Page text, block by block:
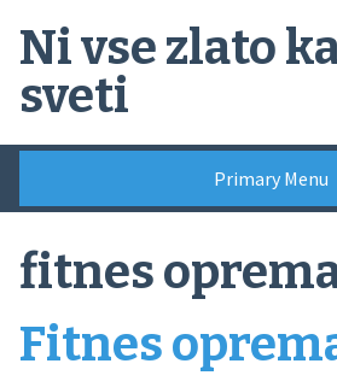
content
Ni vse zlato
sveti
Primary Menu
fitnes
Fitnes